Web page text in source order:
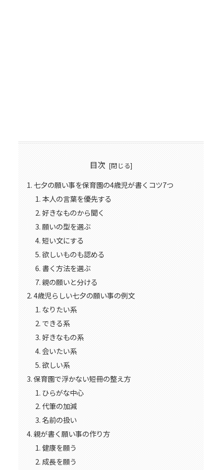
目次
七夕の願い事を保育園の4歳児が書くコツ7つ
本人の言葉を優先する
好きなものから聞く
願いの型を選ぶ
短い文にする
欲しいものも認める
書く方法を選ぶ
親の願いと分ける
4歳児らしい七夕の願い事の例文
なりたい系
できる系
好きなもの系
会いたい系
欲しい系
保育園で浮かない短冊の整え方
ひらがな中心
代筆の加減
名前の扱い
親が書く願い事の作り方
健康を願う
成長を願う